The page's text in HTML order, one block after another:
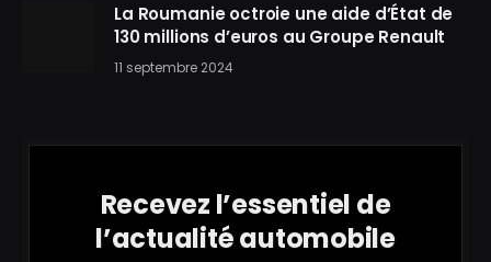
La Roumanie octroie une aide d’État de
130 millions d’euros au Groupe Renault
11 septembre 2024
Recevez l’essentiel de
l’actualité automobile